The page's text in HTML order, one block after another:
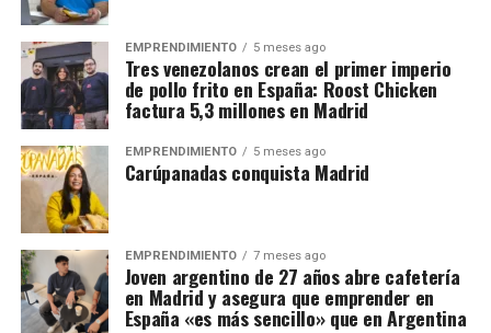
EMPRENDIMIENTO 5 meses ago
Tres venezolanos crean el primer imperio
de pollo frito en España: Roost Chicken
factura 5,3 millones en Madrid
EMPRENDIMIENTO 5 meses ago
Carúpanadas conquista Madrid
EMPRENDIMIENTO 7 meses ago
Joven argentino de 27 años abre cafetería
en Madrid y asegura que emprender en
España «es más sencillo» que en Argentina